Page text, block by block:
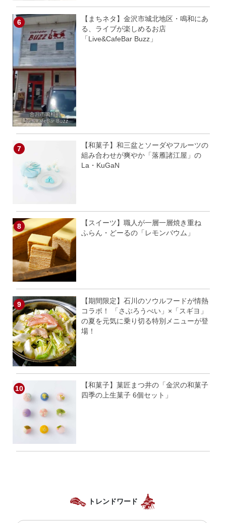
【まちネタ】金沢市城北地区・鳴和にあ
る、ライブが楽しめるお店
「Live&CafeBar Buzz」
【和菓子】和三盆とソーダやフルーツの
組み合わせが爽やか「落雁諸江屋」の
La・KuGaN
【スイーツ】職人が一層一層焼き重ね
ふらん・どーるの「レモンバウム」
【期間限定】石川のソウルフードが情熱
コラボ！ 「さぶろうべい」×「スギヨ」
の夏を元気に乗り切る特別メニューが登
場！
【和菓子】菓匠まつ井の「金沢の和菓子
四季の上生菓子 6個セット」
トレンドワード